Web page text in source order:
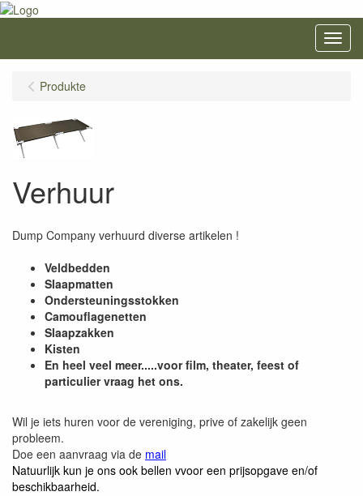
Menu
Produkte
Verhuur
Dump Company verhuurd diverse artikelen !
Veldbedden
Slaapmatten
Ondersteuningsstokken
Camouflagenetten
Slaapzakken
Kisten
En heel veel meer.....voor film, theater, feest of
particulier vraag het ons.
Wil je iets huren voor de vereniging, prive of zakelijk geen
probleem.
Doe een aanvraag via de mail
Natuurlijk kun je ons ook bellen vvoor een prijsopgave en/of
beschikbaarheid.